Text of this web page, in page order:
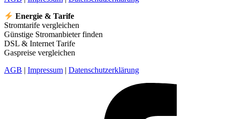
Energie & Tarife
Stromtarife vergleichen
Günstige Stromanbieter finden
DSL & Internet Tarife
Gaspreise vergleichen
AGB | Impressum | Datenschutzerklärung